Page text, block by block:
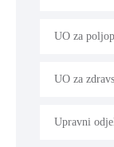
UO za
UO za
Upravni